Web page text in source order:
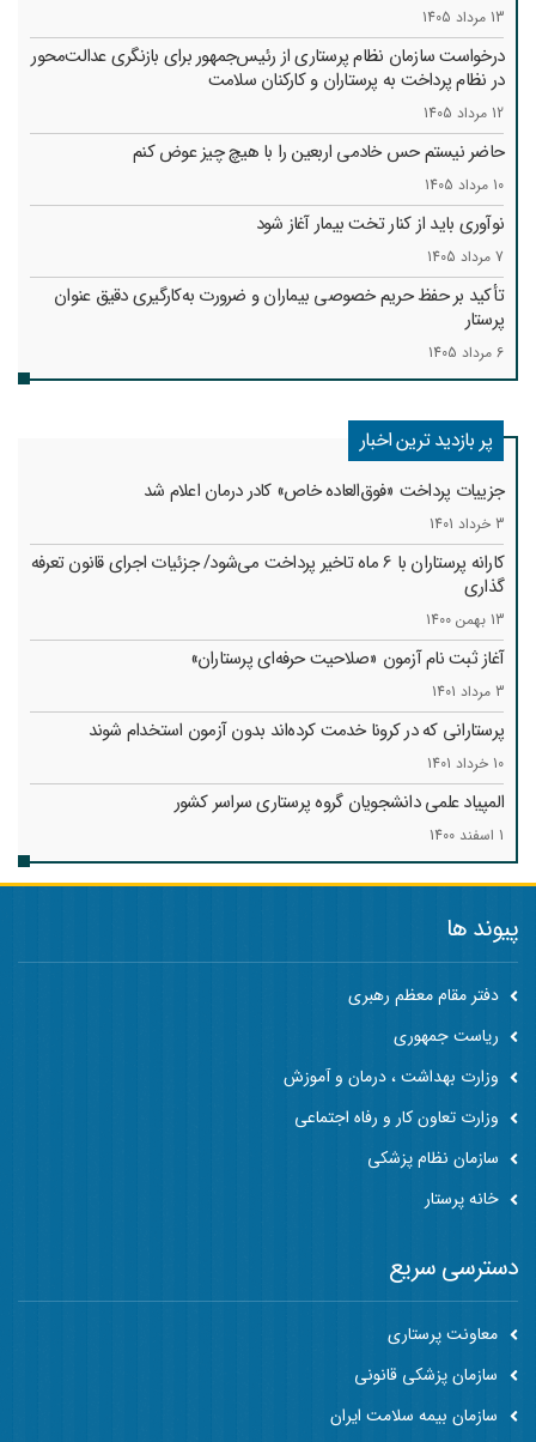
13 مرداد 1405
درخواست سازمان نظام پرستاری از رئیس‌جمهور برای بازنگری عدالت‌محور
در نظام پرداخت به پرستاران و کارکنان سلامت
12 مرداد 1405
حاضر نیستم حس خادمی اربعین را با هیچ چیز عوض کنم
10 مرداد 1405
نوآوری باید از کنار تخت بیمار آغاز شود
7 مرداد 1405
تأکید بر حفظ حریم خصوصی بیماران و ضرورت به‌کارگیری دقیق عنوان
پرستار
6 مرداد 1405
پر بازدید ترین اخبار
جزییات پرداخت «فوق‌العاده خاص» کادر درمان اعلام شد
3 خرداد 1401
کارانه‌ پرستاران با 6 ماه تاخیر پرداخت می‌شود/ جزئیات اجرای قانون تعرفه
گذاری
13 بهمن 1400
آغاز ثبت نام آزمون «صلاحیت حرفه‌ای پرستاران»
3 مرداد 1401
پرستارانی که در کرونا خدمت کرد‌ه‌اند بدون آزمون استخدام شوند
10 خرداد 1401
المپیاد علمی دانشجویان گروه پرستاری سراسر کشور
1 اسفند 1400
پیوند ها
دفتر مقام معظم رهبری
ریاست جمهوری
وزارت بهداشت ، درمان و آموزش
وزارت تعاون کار و رفاه اجتماعی
سازمان نظام پزشکی
خانه پرستار
دسترسی سریع
معاونت پرستاری
سازمان پزشکی قانونی
سازمان بیمه سلامت ایران